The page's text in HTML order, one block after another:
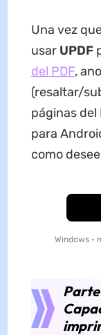
Una vez
usar UPDF
del PDF,
(resaltar/
páginas del
para
como
Windows •
Parte